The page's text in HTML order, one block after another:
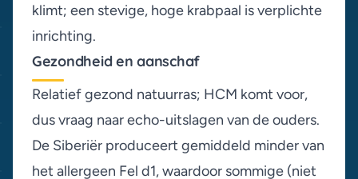
klimt; een stevige, hoge krabpaal is verplichte
inrichting.
Gezondheid en aanschaf
Relatief gezond natuurras; HCM komt voor,
dus vraag naar echo-uitslagen van de ouders.
De Siberiër produceert gemiddeld minder van
het allergeen Fel d1, waardoor sommige (niet